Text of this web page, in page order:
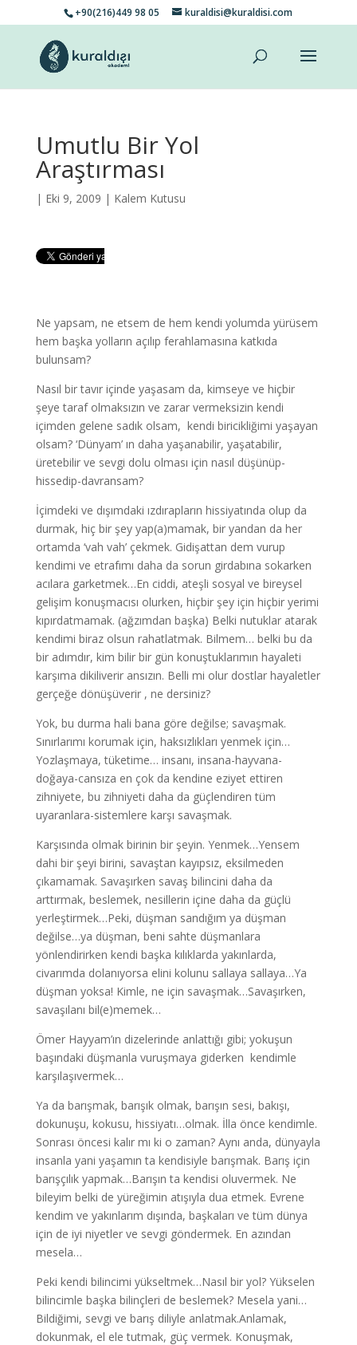
+90(216)449 98 05 kuraldisi@kuraldisi.com
Umutlu Bir Yol
Araştırması
| Eki 9, 2009 | Kalem Kutusu
Ne yapsam, ne etsem de hem kendi yolumda yürüsem
hem başka yolların açılıp ferahlamasına katkıda
bulunsam?
Nasıl bir tavır içinde yaşasam da, kimseye ve hiçbir
şeye taraf olmaksızın ve zarar vermeksizin kendi
içimden gelene sadık olsam, kendi biricikliğimi yaşayan
olsam? ‘Dünyam’ ın daha yaşanabilir, yaşatabilir,
üretebilir ve sevgi dolu olması için nasıl düşünüp-
hissedip-davransam?
İçimdeki ve dışımdaki ızdırapların hissiyatında olup da
durmak, hiç bir şey yap(a)mamak, bir yandan da her
ortamda ‘vah vah’ çekmek. Gidişattan dem vurup
kendimi ve etrafımı daha da sorun girdabına sokarken
acılara garketmek…En ciddi, ateşli sosyal ve bireysel
gelişim konuşmacısı olurken, hiçbir şey için hiçbir yerimi
kıpırdatmamak. (ağzımdan başka) Belki nutuklar atarak
kendimi biraz olsun rahatlatmak. Bilmem… belki bu da
bir adımdır, kim bilir bir gün konuştuklarımın hayaleti
karşıma dikiliverir ansızın. Belli mi olur dostlar hayaletler
gerçeğe dönüşüverir , ne dersiniz?
Yok, bu durma hali bana göre değilse; savaşmak.
Sınırlarımı korumak için, haksızlıkları yenmek için…
Yozlaşmaya, tüketime… insanı, insana-hayvana-
doğaya-cansıza en çok da kendine eziyet ettiren
zihniyete, bu zihniyeti daha da güçlendiren tüm
uyaranlara-sistemlere karşı savaşmak.
Karşısında olmak birinin bir şeyin. Yenmek…Yensem
dahi bir şeyi birini, savaştan kayıpsız, eksilmeden
çıkamamak. Savaşırken savaş bilincini daha da
arttırmak, beslemek, nesillerin içine daha da güçlü
yerleştirmek…Peki, düşman sandığım ya düşman
değilse…ya düşman, beni sahte düşmanlara
yönlendirirken kendi başka kılıklarda yakınlarda,
civarımda dolanıyorsa elini kolunu sallaya sallaya…Ya
düşman yoksa! Kimle, ne için savaşmak…Savaşırken,
savaşılanı bil(e)memek…
Ömer Hayyam’ın dizelerinde anlattığı gibi; yokuşun
başındaki düşmanla vuruşmaya giderken kendimle
karşılaşıvermek…
Ya da barışmak, barışık olmak, barışın sesi, bakışı,
dokunuşu, kokusu, hissiyatı…olmak. İlla önce kendimle.
Sonrası öncesi kalır mı ki o zaman? Aynı anda, dünyayla
insanla yani yaşamın ta kendisiyle barışmak. Barış için
barışçılık yapmak…Barışın ta kendisi oluvermek. Ne
bileyim belki de yüreğimin atışıyla dua etmek. Evrene
kendim ve yakınlarım dışında, başkaları ve tüm dünya
için de iyi niyetler ve sevgi göndermek. En azından
mesela…
Peki kendi bilincimi yükseltmek…Nasıl bir yol? Yükselen
bilincimle başka bilinçleri de beslemek? Mesela yani…
Bildiğimi, sevgi ve barış diliyle anlatmak.Anlamak,
dokunmak, el ele tutmak, güç vermek. Konuşmak,